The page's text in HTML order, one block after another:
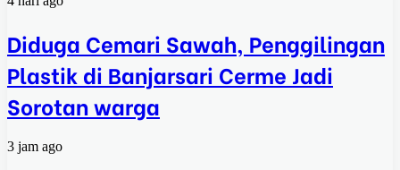
Diduga Cemari Sawah, Penggilingan
Plastik di Banjarsari Cerme Jadi
Sorotan warga
3 jam ago